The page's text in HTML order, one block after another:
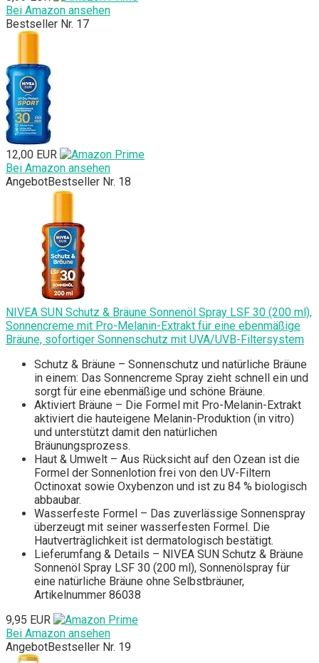
Bei Amazon ansehen
Bestseller Nr. 17
12,00 EUR
Bei Amazon ansehen
AngebotBestseller Nr. 18
NIVEA SUN Schutz & Bräune Sonnenöl Spray LSF 30 (200 ml),
Sonnencreme mit Pro-Melanin-Extrakt für eine ebenmäßige
Bräune, sofortiger Sonnenschutz mit UVA/UVB-Filtersystem
Schutz & Bräune – Sonnenschutz und natürliche Bräune
in einem: Das Sonnencreme Spray zieht schnell ein und
sorgt für eine ebenmäßige und schöne Bräune.
Aktiviert Bräune – Die Formel mit Pro-Melanin-Extrakt
aktiviert die hauteigene Melanin-Produktion (in vitro)
und unterstützt damit den natürlichen
Bräunungsprozess.
Haut & Umwelt – Aus Rücksicht auf den Ozean ist die
Formel der Sonnenlotion frei von den UV-Filtern
Octinoxat sowie Oxybenzon und ist zu 84 % biologisch
abbaubar.
Wasserfeste Formel – Das zuverlässige Sonnenspray
überzeugt mit seiner wasserfesten Formel. Die
Hautverträglichkeit ist dermatologisch bestätigt.
Lieferumfang & Details – NIVEA SUN Schutz & Bräune
Sonnenöl Spray LSF 30 (200 ml), Sonnenölspray für
eine natürliche Bräune ohne Selbstbräuner,
Artikelnummer 86038
9,95 EUR
Bei Amazon ansehen
AngebotBestseller Nr. 19